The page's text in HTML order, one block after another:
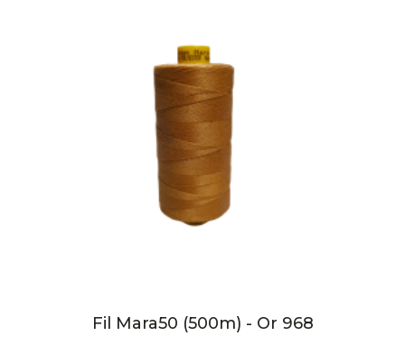
Fil Mara50 (500m) - Or 968